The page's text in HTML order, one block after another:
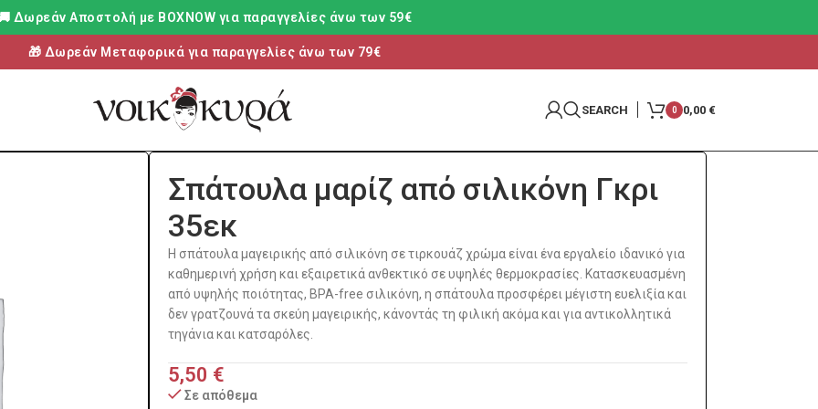
Δωρεάν Aποστολή με BOXNOW για παραγγελίες άνω των 59€
🎁 Δωρεάν Μεταφορικά για παραγγελίες άνω των 79€
SEARCH 0 0,00 €
Σπάτουλα μαρίζ από σιλικόνη Γκρι
35εκ
Η σπάτουλα μαγειρικής από σιλικόνη σε τιρκουάζ χρώμα είναι ένα εργαλείο ιδανικό για
καθημερινή χρήση και εξαιρετικά ανθεκτικό σε υψηλές θερμοκρασίες. Κατασκευασμένη
από υψηλής ποιότητας, BPA-free σιλικόνη, η σπάτουλα προσφέρει μέγιστη ευελιξία και
δεν γρατζουνά τα σκεύη μαγειρικής, κάνοντάς τη φιλική ακόμα και για αντικολλητικά
τηγάνια και κατσαρόλες.
5,50 €
Σε απόθεμα